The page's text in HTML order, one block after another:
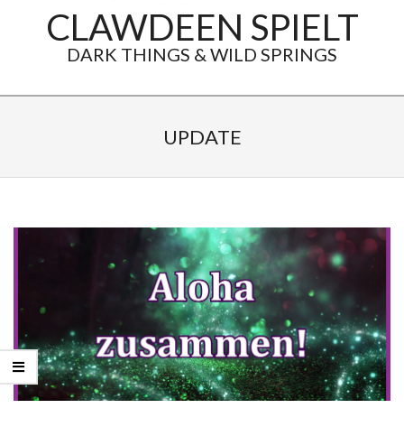
CLAWDEEN SPIELT
DARK THINGS & WILD SPRINGS
UPDATE